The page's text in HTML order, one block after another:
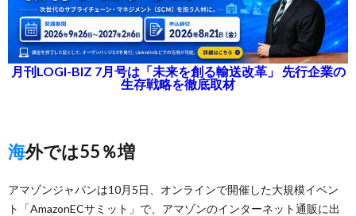
月刊LOGI-BIZ 7月号は「未来を創る輸送改革」 先行企業の
生存戦略を徹底取材
海外では55％増
アマゾンジャパンは10月5日、オンラインで開催した大規模イベン
ト「AmazonECサミット」で、アマゾンのインターネット通販に出